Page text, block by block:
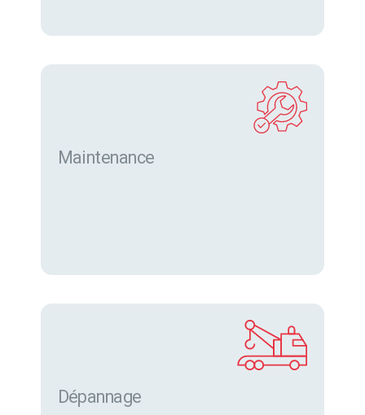
Maintenance
Dépannage